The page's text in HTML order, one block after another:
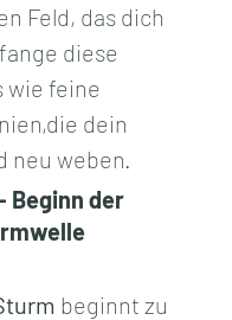
Feld, das dich
diese
wie feine
dein
neu weben.
Beginn der
beginnt zu